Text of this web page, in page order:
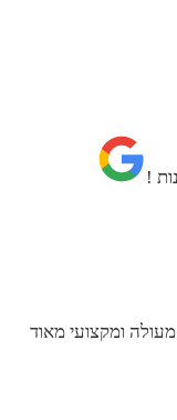
!
ומקצועי מאוד